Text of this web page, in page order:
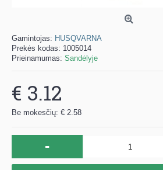
Gamintojas: HUSQVARNA
Prekės kodas: 1005014
Prieinamumas: Sandėlyje
€ 3.12
Be mokesčių: € 2.58
-